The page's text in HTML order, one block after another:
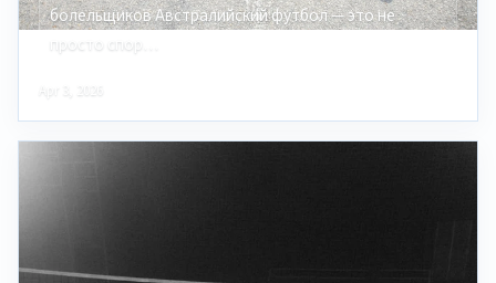
болельщиков Австралийский футбол — это не
просто спор…
Apr 3, 2026